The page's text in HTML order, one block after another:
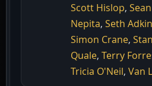
Scott Hislop,
Nepita, Seth
Simon Crane,
Quale, Terry
Tricia O'Neil, Van